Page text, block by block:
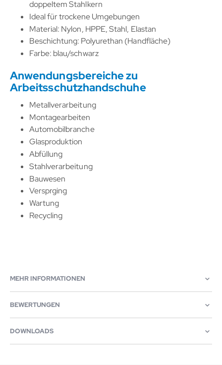
doppeltem Stahlkern
Ideal für trockene Umgebungen
Material: Nylon, HPPE, Stahl, Elastan
Beschichtung: Polyurethan (Handfläche)
Farbe: blau/schwarz
Anwendungsbereiche zu
Arbeitsschutzhandschuhe
Metallverarbeitung
Montagearbeiten
Automobilbranche
Glasproduktion
Abfüllung
Stahlverarbeitung
Bauwesen
Versprging
Wartung
Recycling
MEHR INFORMATIONEN
BEWERTUNGEN
DOWNLOADS